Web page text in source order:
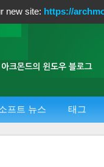
new site: https://
프트 뉴스 태그